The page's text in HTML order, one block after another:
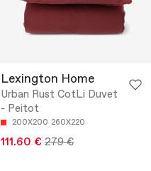
Lexington Home
Urban Rust CotLi Duvet
- Peitot
200X200 260X220
111.60 € 279 €